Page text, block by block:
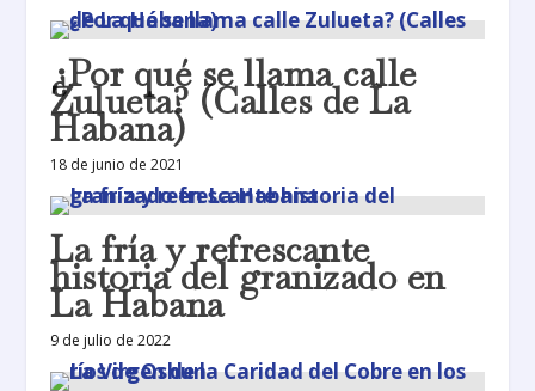
¿Por qué se llama calle
Zulueta? (Calles de La
Habana)
18 de junio de 2021
La fría y refrescante
historia del granizado en
La Habana
9 de julio de 2022